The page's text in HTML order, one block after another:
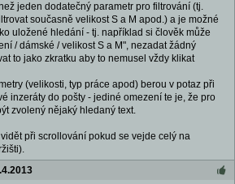
jeden dodatečný parametr pro filtrování (tj.
současně velikost S a M apod.) a je možné
uložené hledání - tj. například si člověk může
/ dámské / velikost S a M", nezadat žádný
to jako zkratku aby to nemusel vždy klikat
(velikosti, typ práce apod) berou v potaz při
inzeráty do pošty - jediné omezení te je, že pro
zvolený nějaký hledaný text.
při scrollování pokud se vejde celý na